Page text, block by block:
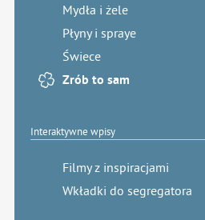
Mydła i żele
Płyny i spraye
Świece
Zrób to sam
Interaktywne wpisy
Filmy z inspiracjami
Wkładki do segregatora